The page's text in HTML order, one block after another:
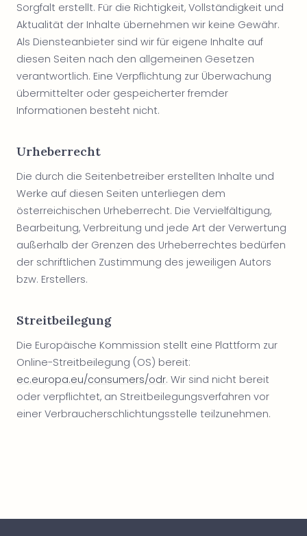
Sorgfalt erstellt. Für die Richtigkeit, Vollständigkeit und
Aktualität der Inhalte übernehmen wir keine Gewähr.
Als Diensteanbieter sind wir für eigene Inhalte auf
diesen Seiten nach den allgemeinen Gesetzen
verantwortlich. Eine Verpflichtung zur Überwachung
übermittelter oder gespeicherter fremder
Informationen besteht nicht.
Urheberrecht
Die durch die Seitenbetreiber erstellten Inhalte und
Werke auf diesen Seiten unterliegen dem
österreichischen Urheberrecht. Die Vervielfältigung,
Bearbeitung, Verbreitung und jede Art der Verwertung
außerhalb der Grenzen des Urheberrechtes bedürfen
der schriftlichen Zustimmung des jeweiligen Autors
bzw. Erstellers.
Streitbeilegung
Die Europäische Kommission stellt eine Plattform zur
Online-Streitbeilegung (OS) bereit:
ec.europa.eu/consumers/odr. Wir sind nicht bereit
oder verpflichtet, an Streitbeilegungsverfahren vor
einer Verbraucherschlichtungsstelle teilzunehmen.